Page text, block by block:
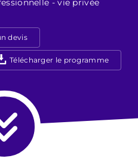
- vie privée
devis
Télécharger le programme